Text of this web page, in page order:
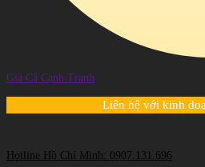
Giá Cả Cạnh Tranh
Liên hệ với kinh
Hotline Hồ Chí Minh: 0907.131.696